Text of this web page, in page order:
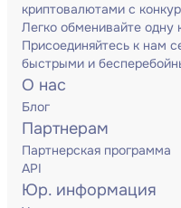
криптовалютами с
Легко обменивайте одну
Присоединяйтесь к нам
быстрыми и
О нас
Блог
Партнерам
Партнерская программа
API
Юр. информация